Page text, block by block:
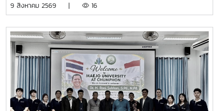
การประชุมวิชาการระดับชาติ ด้านบริหารธุรกิจ นวัตกรรมและการ
Administration, Innovation and Modern Management :
NCBAIM 2026)การประชุมวิชาการในครั้งนี้เปิดโอกาสให้นัก
วิชาการ นักวิจัย คณาจารย์ นิสิต นักศึกษา และบุคคลทั่วไปที่
สนใจ ร่วมเผยแพร่ผลงานทางวิชาการ แลกเปลี่ยนองค์ความรู้
และสร้างเครือข่ายความร่วมมือทางวิชาการ เพื่อพัฒนาองค์
ความรู้สู่การประยุกต์ใช้ในภาคธุรกิจและสังคม ซึ่งจัดขึ้นระหว่าง
วันที่ 6-7 สิงหาคม 2569 ซึ่งจัดโดย วิทยาลัยนวัตกรรมและการ
9 สิงหาคม 2569 | 16